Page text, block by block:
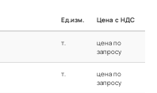
Ед.изм. Цена с НДС
т.
цена по
запросу
т.
цена по
запросу